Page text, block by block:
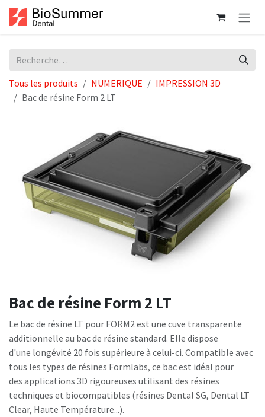
Se rendre au contenu
Tous les produits NUMERIQUE
IMPRESSION 3D
Bac de résine Form 2 LT
Bac de résine Form 2 LT
Le bac de résine LT pour FORM2 est une cuve transparente
additionnelle au bac de résine standard. Elle dispose
d'une longévité 20 fois supérieure à celui-ci. Compatible avec
tous les types de résines Formlabs, ce bac est idéal pour
des applications 3D rigoureuses utilisant des résines
techniques et biocompatibles (résines Dental SG, Dental LT
Clear, Haute Température...).